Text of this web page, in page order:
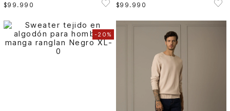
$99 . 990 $99 . 990
-20%